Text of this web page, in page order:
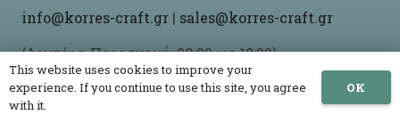
info@korres-craft.gr | sales@korres-craft.gr
(Δευτέρα-Παρασκευή: 09:00 ως 18:00)
Site-Up
This website uses cookies to improve your
experience. If you continue to use this site, you agree
with it.
OK